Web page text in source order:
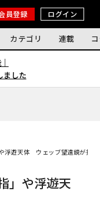
員登録 ログイン
カテゴリ 連載
ました
浮遊天体 ウェッブ望遠鏡が撮影
」や浮遊天